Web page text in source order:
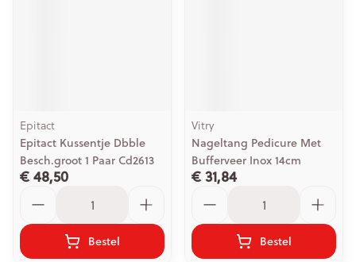
Epitact
Epitact Kussentje Dbble
Besch.groot 1 Paar Cd2613
€ 48,50
Bestel
Vitry
Nageltang Pedicure Met
Bufferveer Inox 14cm
€ 31,84
Bestel